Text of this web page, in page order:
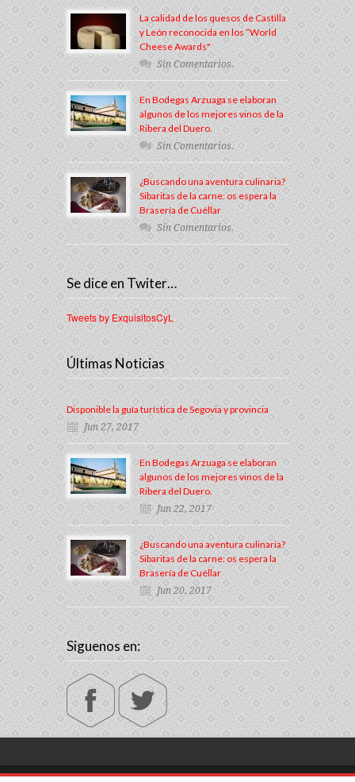
La calidad de los quesos de Castilla
y León reconocida en los “World
Cheese Awards"
Sin Comentarios.
En Bodegas Arzuaga se elaboran
algunos de los mejores vinos de la
Ribera del Duero.
Sin Comentarios.
¿Buscando una aventura culinaria?
Sibaritas de la carne: os espera la
Brasería de Cuéllar
Sin Comentarios.
Se dice en Twiter…
Tweets by ExquisitosCyL
Últimas Noticias
Disponible la guía turística de Segovia y provincia
Jun 27, 2017
En Bodegas Arzuaga se elaboran
algunos de los mejores vinos de la
Ribera del Duero.
Jun 22, 2017
¿Buscando una aventura culinaria?
Sibaritas de la carne: os espera la
Brasería de Cuéllar
Jun 20, 2017
Siguenos en: